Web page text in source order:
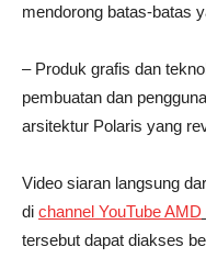
mendorong batas-batas
– Produk grafis dan
pembuatan dan
arsitektur Polaris yang
Video siaran langsung
di channel YouTube AMD
tersebut dapat diakses